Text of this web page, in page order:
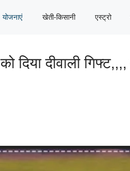
योजनाएं खेती-किसानी एस्ट्रो
दीवाली